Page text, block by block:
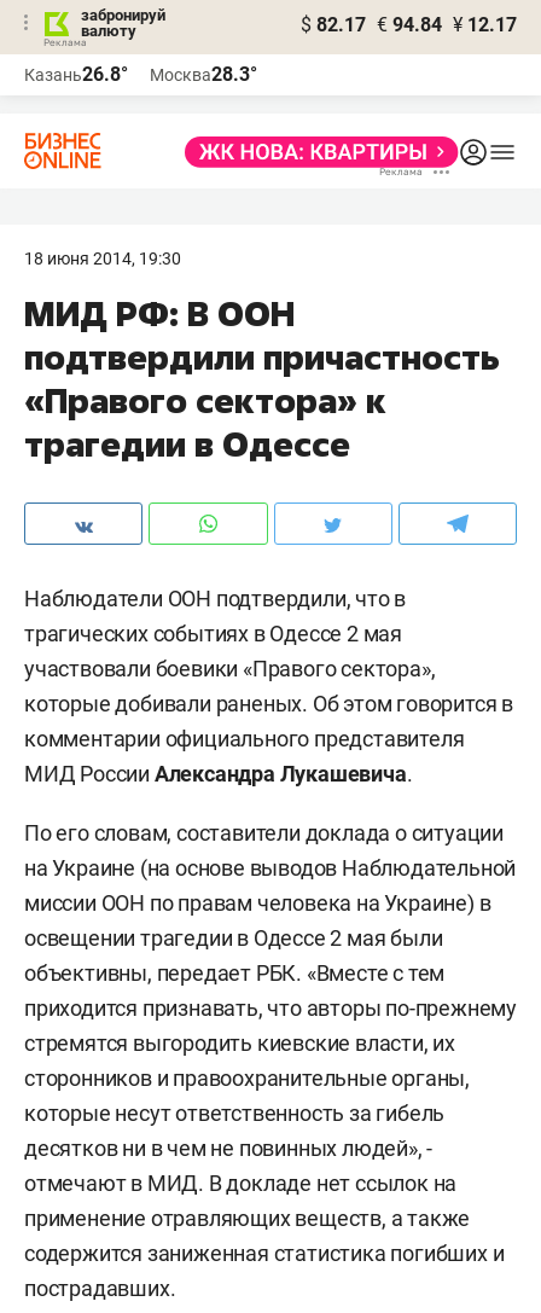
забронируй
валюту
$ 82.17 € 94.84 ¥ 12.17
Казань26.8° Москва28.3°
18 июня 2014, 19:30
МИД РФ: В ООН
подтвердили причастность
«Правого сектора» к
трагедии в Одессе
Наблюдатели ООН подтвердили, что в
трагических событиях в Одессе 2 мая
участвовали боевики «Правого сектора»,
которые добивали раненых. Об этом говорится в
комментарии официального представителя
МИД России Александра Лукашевича.
По его словам, составители доклада о ситуации
на Украине (на основе выводов Наблюдательной
миссии ООН по правам человека на Украине) в
освещении трагедии в Одессе 2 мая были
объективны, передает РБК. «Вместе с тем
приходится признавать, что авторы по-прежнему
стремятся выгородить киевские власти, их
сторонников и правоохранительные органы,
которые несут ответственность за гибель
десятков ни в чем не повинных людей», -
отмечают в МИД. В докладе нет ссылок на
применение отравляющих веществ, а также
содержится заниженная статистика погибших и
пострадавших.